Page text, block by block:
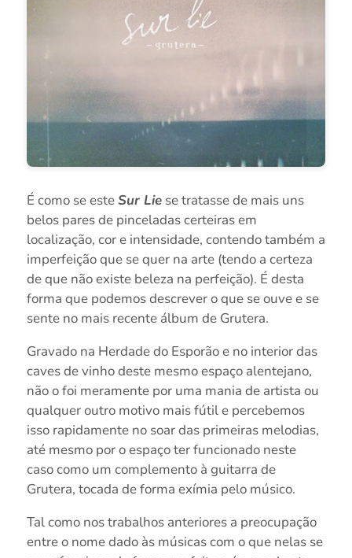
É como se esteSur Liese tratasse de mais uns
belos pares de pinceladas certeiras em
localização, cor e intensidade, contendo também a
imperfeição que se quer na arte (tendo a certeza
de que não existe beleza na perfeição). É desta
forma que podemos descrever o que se ouve e se
sente no mais recente álbum de Grutera.
Gravado na Herdade do Esporão e no interior das
caves de vinho deste mesmo espaço alentejano,
não o foi meramente por uma mania de artista ou
qualquer outro motivo mais fútil e percebemos
isso rapidamente no soar das primeiras melodias,
até mesmo por o espaço ter funcionado neste
caso como um complemento à guitarra de
Grutera, tocada de forma exímia pelo músico.
Tal como nos trabalhos anteriores a preocupação
entre o nome dado às músicas com o que nelas se